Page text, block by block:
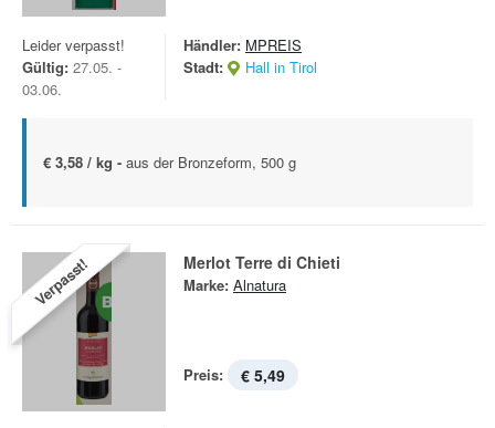
Leider verpasst!
Gültig: 27.05. -
03.06.
Händler: MPREIS
Stadt:
Hall in Tirol
€ 3,58 / kg - aus der Bronzeform, 500 g
Verpasst! Merlot Terre di Chieti
Marke: Alnatura
Preis: € 5,49